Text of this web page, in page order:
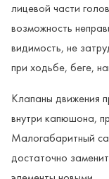
лицевой части
возможность
видимость, не
при ходьбе, беге,
Клапаны движения
внутри капюшона,
Малогабаритный
достаточно